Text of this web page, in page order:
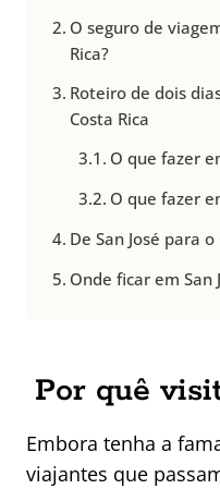
O seguro de
Rica?
Roteiro de dois
Costa Rica
O que fazer
O que fazer
De San José para
Onde ficar em San
Por quê
Embora tenha a
viajantes que